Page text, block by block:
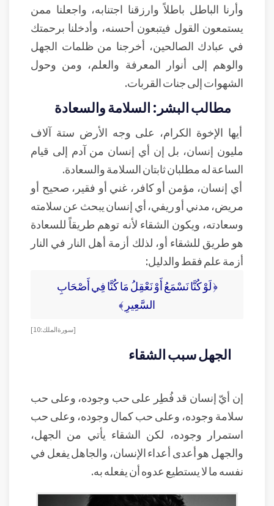
وأرنا الباطل باطلاً وارزقنا اجتنابه، واجعلنا ممن
يستمعون القول فيتبعون أحسنه، وأدخلنا برحمتك
في عبادك الصالحين، أخرجنا من ظلمات الجهل
والوهم إلى أنوار المعرفة والعلم، ومن وحول
الشهوات إلى جنات القربات.
مطالب البشر: السلامة والسعادة
أيها الإخوة الكرام، على وجه الأرض ستة آلاف
مليون إنسان، بل إن أي إنسان من آدم إلى قيام
الساعة له مطلبان ثابتان السلامة والسعادة.
أي إنسان، مؤمن أو كافر، غني أو فقير، صحيح أو
مريض، مدني أو ريفي، أي إنسان يبحث عن سلامته
وسعادته، ويكون الشقاء لأنه توهم طريقاً للسعادة
هو طريق للشقاء أو، لذلك أزمة أهل النار في النار
أزمة علم فقط والدليل:
﴿ لَوْ كُنَّا نَسْمَعُ أَوْ نَعْقِلُ مَا كُنَّا فِي أَصْحَابِ
السَّعِيرِ ﴾
[ سورة الملك: 10]
الجهل سبب الشقاء
إن أيّ إنسان قد فُطِر على حب وجوده، وعلى حب
سلامة وجوده، وعلى حب كمال وجوده، وعلى حب
استمرار وجوده، لكن الشقاء يأتي من الجهل،
والجهل هو أعدى أعداء الإنسان، والجاهل يفعل في
نفسه ما لا يستطيع عدوه أن يفعله به.